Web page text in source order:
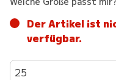
Der Artikel ist
verfügbar.
25